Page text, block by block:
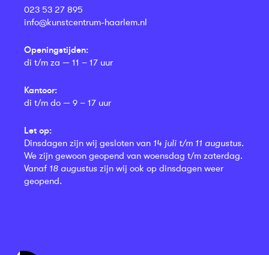
023 53 27 895
info@kunstcentrum-haarlem.nl
Openingstijden:
di t/m za — 11 – 17 uur
Kantoor:
di t/m do — 9 – 17 uur
Let op:
Dinsdagen zijn wij gesloten van 14 juli t/m 11 augustus.
We zijn gewoon geopend van woensdag t/m zaterdag.
Vanaf 18 augustus zijn wij ook op dinsdagen weer
geopend.